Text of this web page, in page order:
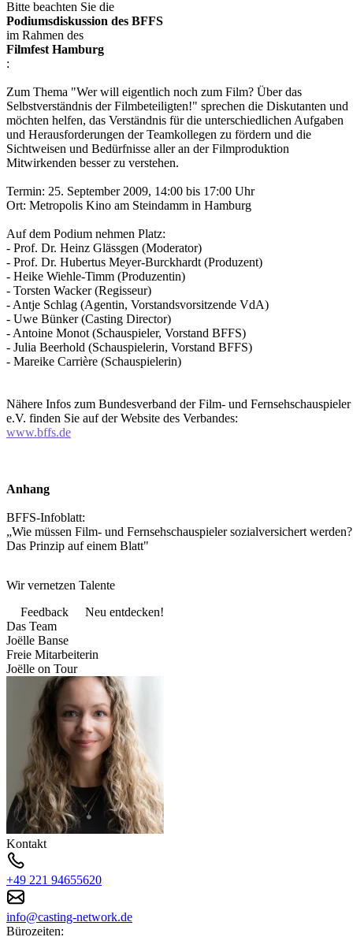
Bitte beachten Sie die
Podiumsdiskussion des BFFS
im Rahmen des
Filmfest Hamburg
:
Zum Thema "Wer will eigentlich noch zum Film? Über das
Selbstverständnis der Filmbeteiligten!" sprechen die Diskutanten und
möchten helfen, das Verständnis für die unterschiedlichen Aufgaben
und Herausforderungen der Teamkollegen zu fördern und die
Sichtweisen und Bedürfnisse aller an der Filmproduktion
Mitwirkenden besser zu verstehen.
Termin: 25. September 2009, 14:00 bis 17:00 Uhr
Ort: Metropolis Kino am Steindamm in Hamburg
Auf dem Podium nehmen Platz:
- Prof. Dr. Heinz Glässgen (Moderator)
- Prof. Dr. Hubertus Meyer-Burckhardt (Produzent)
- Heike Wiehle-Timm (Produzentin)
- Torsten Wacker (Regisseur)
- Antje Schlag (Agentin, Vorstandsvorsitzende VdA)
- Uwe Bünker (Casting Director)
- Antoine Monot (Schauspieler, Vorstand BFFS)
- Julia Beerhold (Schauspielerin, Vorstand BFFS)
- Mareike Carrière (Schauspielerin)
Nähere Infos zum Bundesverband der Film- und Fernsehschauspieler
e.V. finden Sie auf der Website des Verbandes:
www.bffs.de
Anhang
BFFS-Infoblatt:
„Wie müssen Film- und Fernsehschauspieler sozialversichert werden?
Das Prinzip auf einem Blatt"
Wir vernetzen Talente
Feedback
Neu entdecken!
Das Team
Joëlle Banse
Freie Mitarbeiterin
Joëlle on Tour
Kontakt
+49 221 94655620
info@casting-network.de
Bürozeiten: